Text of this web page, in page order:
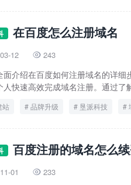
在百度怎么注册域名
12  243
面介绍在百度如何注册域名的详
人快速高效完成域名注册。通过
站 品牌升级 垦派科技
百度注册的域名怎么
01  233